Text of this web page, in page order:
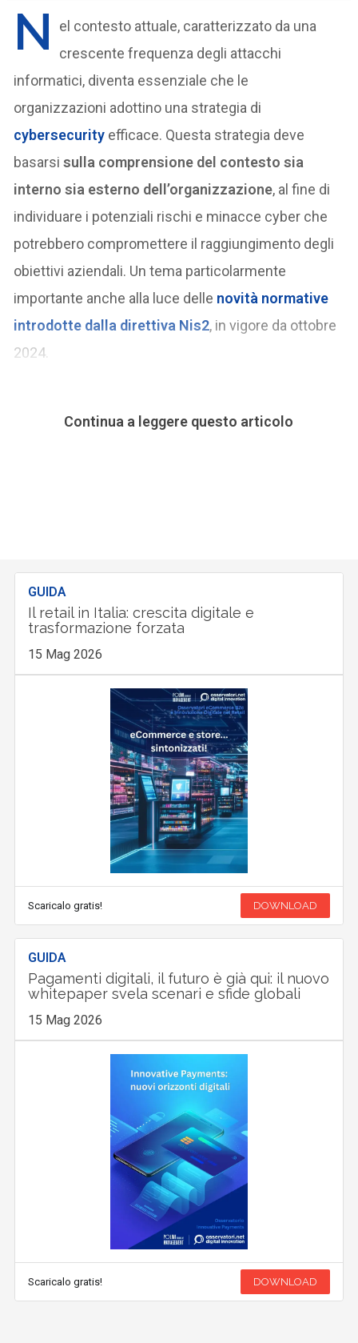
N
el contesto attuale, caratterizzato da una
crescente frequenza degli attacchi
informatici, diventa essenziale che le
organizzazioni adottino una strategia di
cybersecurity efficace. Questa strategia deve
basarsisulla comprensione del contesto sia
interno sia esterno dell’organizzazione, al fine di
individuare i potenziali rischi e minacce cyber che
potrebbero compromettere il raggiungimento degli
obiettivi aziendali. Un tema particolarmente
importante anche alla luce delle novità normative
introdotte dalla direttiva Nis2, in vigore da ottobre
2024.
Continua a leggere questo articolo
GUIDA
Il retail in Italia: crescita digitale e
trasformazione forzata
15 Mag 2026
Scaricalo gratis! DOWNLOAD
GUIDA
Pagamenti digitali, il futuro è già qui: il nuovo
whitepaper svela scenari e sfide globali
15 Mag 2026
Scaricalo gratis! DOWNLOAD